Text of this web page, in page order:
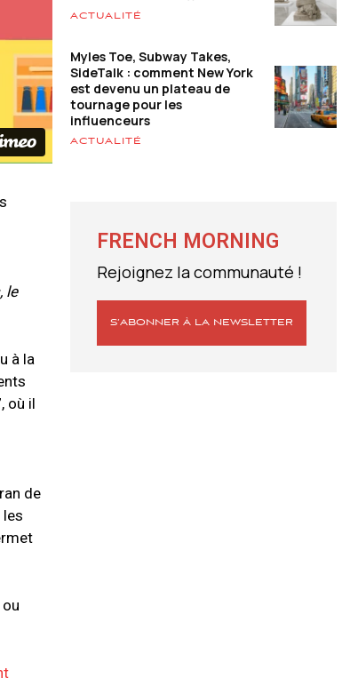
le
à la
où il
de
les
ACTUALITÉ
Myles Toe, Subway Takes,
SideTalk : comment New York
est devenu un plateau de
tournage pour les
influenceurs
ACTUALITÉ
FRENCH MORNING
Rejoignez la communauté !
S’ABONNER À LA NEWSLETTER